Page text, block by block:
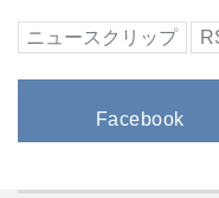
ニュースクリップ
Facebook